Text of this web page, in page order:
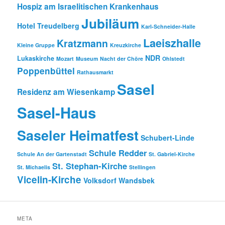
Hospiz am Israelitischen Krankenhaus
Hotel Treudelberg Jubiläum Karl-Schneider-Halle
Kleine Gruppe Kratzmann Kreuzkirche Laeiszhalle
Lukaskirche Mozart Museum Nacht der Chöre NDR Ohlstedt
Poppenbüttel Rathausmarkt
Residenz am Wiesenkamp Sasel
Sasel-Haus
Saseler Heimatfest Schubert-Linde
Schule An der Gartenstadt Schule Redder St. Gabriel-Kirche
St. Michaelis St. Stephan-Kirche Stellingen
Vicelin-Kirche Volksdorf Wandsbek
META